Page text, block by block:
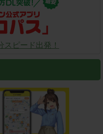
ピード出発！